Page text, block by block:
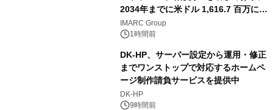
2034年までに米ドル 1,616.7 百万に達
し、CAGR 3.42%で成長すると予測
IMARC Group
1時間前
DK-HP、サーバー設定から運用・修正
までワンストップで対応するホームペ
ージ制作請負サービスを提供中
DK-HP
9時間前